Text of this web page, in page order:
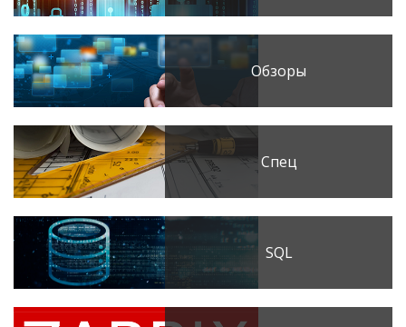
Обзоры
Спец
SQL